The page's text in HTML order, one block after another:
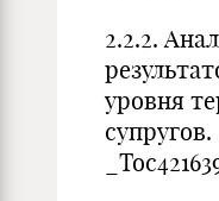
2.2.2.
уровня